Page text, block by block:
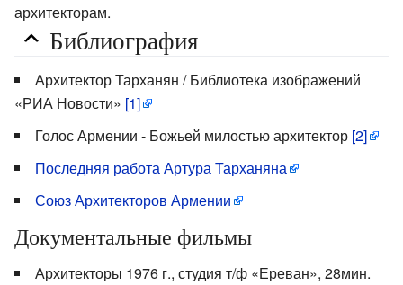
архитекторам.
Библиография
Архитектор Тарханян / Библиотека изображений
«РИА Новости» [1]
Голос Армении - Божьей милостью архитектор [2]
Последняя работа Артура Тарханяна
Союз Архитекторов Армении
Документальные фильмы
Архитекторы 1976 г., студия т/ф «Ереван», 28мин.